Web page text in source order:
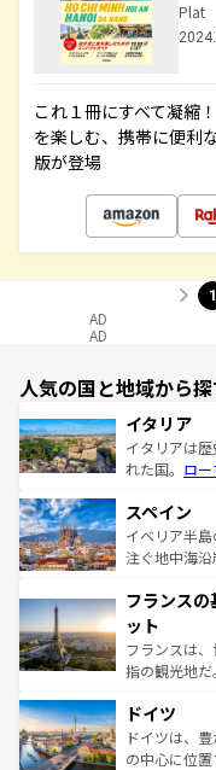
Plat
これ１冊にすべて凝縮
を楽しむ、携帯に便利
版が登場
1
AD
AD
人気の国と地域から
イタリア
イタリアは
れた国。 ロー
ろん、トス
景など、自
ピザやパス
ませてくれ
なお、新着の
しい。
スペイン
イベリア半
注ぐ地中海
文化が根付
れる闘牛、
る。首都マ
アートに溢
せる。地方
ンテンツ一覧
フランス
ット
フランスは
指の観光地
で、幅広い
聖堂、美し
から魅了す
ドイツ
ドイツは、
の中心に位